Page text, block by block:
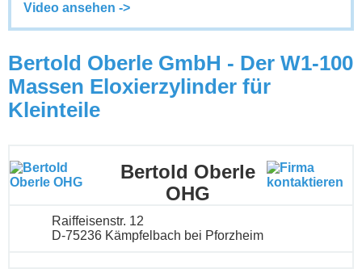
Video ansehen ->
Bertold Oberle GmbH - Der W1-100
Massen Eloxierzylinder für
Kleinteile
Bertold Oberle
OHG
Raiffeisenstr. 12
D-75236 Kämpfelbach bei Pforzheim